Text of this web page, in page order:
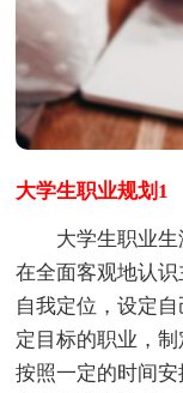
大学生职业规划1
大学生职业生
在全面客观地认
自我定位，设定
定目标的职业，
按照一定的时间